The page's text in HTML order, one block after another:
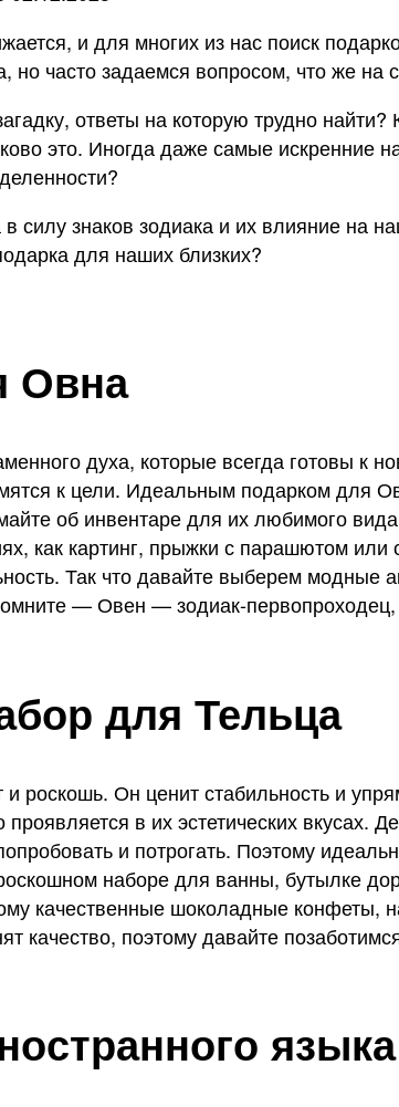
и для многих из нас поиск
часто задаемся вопросом, что же
ответы на которую трудно
это. Иногда даже самые
силу знаков зодиака и их влияние на
для наших близких?
Овна
духа, которые всегда готовы к
к цели. Идеальным подарком для
об инвентаре для их любимого
как картинг, прыжки с парашютом
Так что давайте выберем
— Овен — зодиак-
для Тельца
роскошь. Он ценит стабильность и
в их эстетических
и потрогать. Поэтому
наборе для ванны, бутылке
качественные шоколадные конфеты,
качество, поэтому давайте